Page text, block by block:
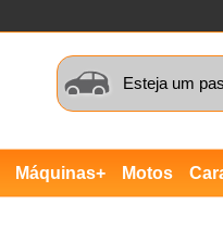
Esteja um
Máquinas+ Motos